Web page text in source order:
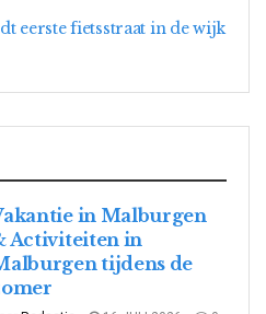
eerste fietsstraat in de wijk
in Malburgen
Activiteiten in
tijdens de